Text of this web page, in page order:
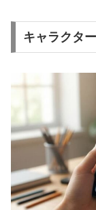
キャラクタ